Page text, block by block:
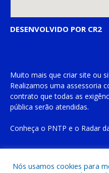
DESENVOLVIDO POR CR2
Muito mais que criar site ou
Realizamos uma assessoria
contrato que todas as
pública serão atendidas.
Conheça o PNTP e o Radar
Nós usamos cookies para